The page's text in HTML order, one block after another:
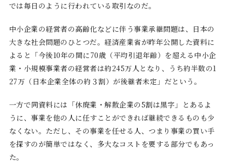
では毎日のように行われている取引なのだ。
中小企業の経営者の高齢化などに伴う事業承継問題は、日本の
大きな社会問題のひとつだ。経済産業省が昨年公開した資料に
よると「今後10年の間に70歳（平均引退年齢）を超える中小企
業・小規模事業者の経営者は約245万人となり、うち約半数の1
27万（日本企業全体の約３割）が後継者未定」だという。
一方で同資料には「休廃業・解散企業の5割は黒字」とあるよ
うに、事業を他の人に任すことができれば継続できるものも少
なくない。ただし、その事業を任せる人、つまり事業の買い手
を探すのが簡単ではなく、多大なコストを要する部分でもあっ
た。